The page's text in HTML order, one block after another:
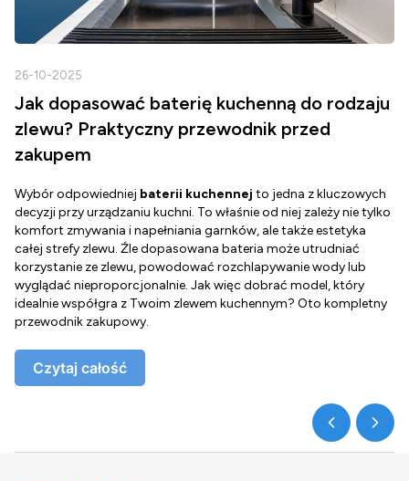
26-10-2025
Jak dopasować baterię kuchenną do rodzaju
zlewu? Praktyczny przewodnik przed
zakupem
Wybór odpowiedniej baterii kuchennej to jedna z kluczowych
decyzji przy urządzaniu kuchni. To właśnie od niej zależy nie tylko
komfort zmywania i napełniania garnków, ale także estetyka
całej strefy zlewu. Źle dopasowana bateria może utrudniać
korzystanie ze zlewu, powodować rozchlapywanie wody lub
wyglądać nieproporcjonalnie. Jak więc dobrać model, który
idealnie współgra z Twoim zlewem kuchennym? Oto kompletny
przewodnik zakupowy.
Czytaj całość